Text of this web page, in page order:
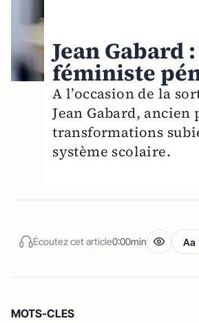
Jean
féministe
A l’occasion de la
Jean Gabard,
transformations
système scolaire.
Écoutez cet article0:00min Aa
MOTS-CLES